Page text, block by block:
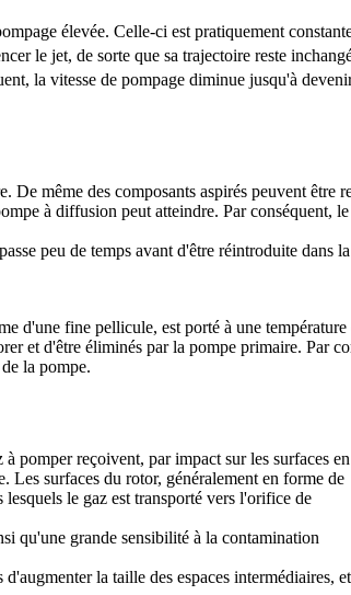
élevée. Celle-ci est pratiquement
le jet, de sorte que sa trajectoire reste
la vitesse de pompage diminue jusqu'à
même des composants aspirés peuvent être
à diffusion peut atteindre. Par conséquent,
peu de temps avant d'être réintroduite dans
d'une fine pellicule, est porté à une
et d'être éliminés par la pompe primaire. Par
la pompe.
pomper reçoivent, par impact sur les surfaces en
surfaces du rotor, généralement en forme de
le gaz est transporté vers l'orifice de
qu'une grande sensibilité à la contamination
la taille des espaces intermédiaires, et